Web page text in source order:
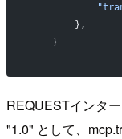
        },
    }
REQUESTインタ
"1.0" として、